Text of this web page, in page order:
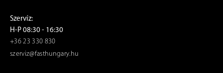
Szervíz:
H-P 08:30 - 16:30
+36 23 330 830
szerviz@fasthungary.hu